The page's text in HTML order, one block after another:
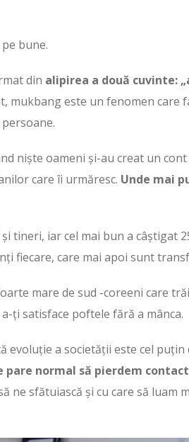
bune.
din alipirea a două cuvinte:
mukbang este un fenomen care
niște oameni și-au creat un
care îi urmăresc. Unde mai
tineri, iar cel mai bun a câștigat
fiecare, care mai apoi sunt
mare de sud -coreeni care
ți satisface poftele fără a mânca.
evoluție a societății este cel puțin
normal să pierdem
ne sfătuiască și cu care să luam